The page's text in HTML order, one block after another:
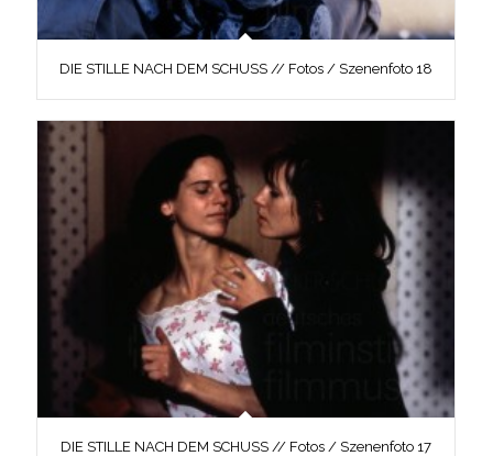
DIE STILLE NACH DEM SCHUSS // Fotos / Szenenfoto 18
DIE STILLE NACH DEM SCHUSS // Fotos / Szenenfoto 17